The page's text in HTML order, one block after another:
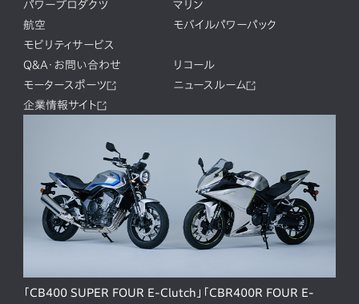
パワープロダクツ
マリン
航空
モバイルパワーパック
モビリティサービス
Q&A・お問い合わせ
リコール
モータースポーツ
ニュースルーム
企業情報サイト
「CB400 SUPER FOUR E-Clutch」「CBR400R FOUR E-